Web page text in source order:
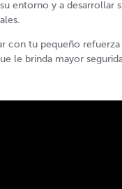
entorno y a desarrollar
con tu pequeño
le brinda mayor